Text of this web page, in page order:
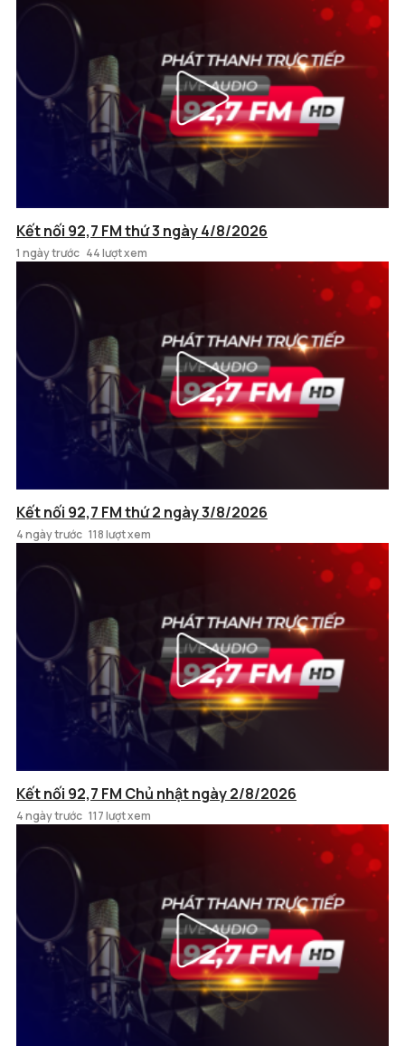
Kết nối 92,7 FM thứ 3 ngày 4/8/2026
1 ngày trước 44 lượt xem
Kết nối 92,7 FM thứ 2 ngày 3/8/2026
4 ngày trước 118 lượt xem
Kết nối 92,7 FM Chủ nhật ngày 2/8/2026
4 ngày trước 117 lượt xem